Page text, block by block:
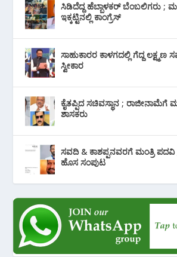
ಸಿಡಿದೆದ್ದ ಹೆಬ್ಬಾಳಕರ್ ಬೆಂಬಲಿಗರು ;
ಇಕ್ಕಟ್ಟಿನಲ್ಲಿ ಕಾಂಗ್ರೆಸ್
ಸಾಹುಕಾರರ ಕಾಳಗದಲ್ಲಿ ಗೆದ್ದ
ಸ್ವೀಕಾರ
ಕೈತಪ್ಪಿದ ಸಚಿವಸ್ಥಾನ ; ರಾಜೀನಾಮೆಗೆ
‌ಶಾಸಕರು
ಸವದಿ & ಕಾಶಪ್ಪನವರಗೆ ಮಂತ್ರಿ
ಹೊಸ ಸಂಪುಟ